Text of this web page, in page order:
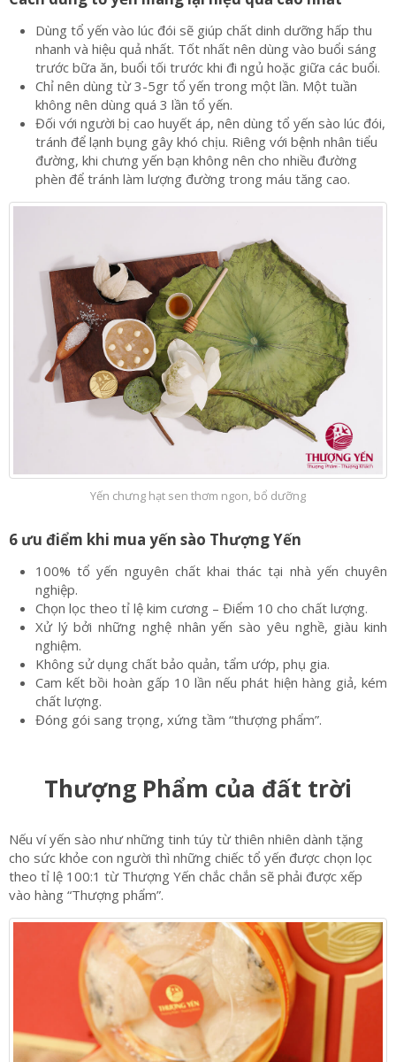
Dùng tổ yến vào lúc đói sẽ giúp chất dinh dưỡng hấp thu
nhanh và hiệu quả nhất. Tốt nhất nên dùng vào buổi sáng
trước bữa ăn, buổi tối trước khi đi ngủ hoặc giữa các buổi.
Chỉ nên dùng từ 3-5gr tổ yến trong một lần. Một tuần
không nên dùng quá 3 lần tổ yến.
Đối với người bị cao huyết áp, nên dùng tổ yến sào lúc đói,
tránh để lạnh bụng gây khó chịu. Riêng với bệnh nhân tiểu
đường, khi chưng yến bạn không nên cho nhiều đường
phèn để tránh làm lượng đường trong máu tăng cao.
Yến chưng hạt sen thơm ngon, bổ dưỡng
6 ưu điểm khi mua yến sào Thượng Yến
100% tổ yến nguyên chất khai thác tại nhà yến chuyên
nghiệp.
Chọn lọc theo tỉ lệ kim cương – Điểm 10 cho chất lượng.
Xử lý bởi những nghệ nhân yến sào yêu nghề, giàu kinh
nghiệm.
Không sử dụng chất bảo quản, tẩm ướp, phụ gia.
Cam kết bồi hoàn gấp 10 lần nếu phát hiện hàng giả, kém
chất lượng.
Đóng gói sang trọng, xứng tầm “thượng phẩm”.
Thượng Phẩm của đất trời
Nếu ví yến sào như những tinh túy từ thiên nhiên dành tặng
cho sức khỏe con người thì những chiếc tổ yến được chọn lọc
theo tỉ lệ 100:1 từ Thượng Yến chắc chắn sẽ phải được xếp
vào hàng “Thượng phẩm”.